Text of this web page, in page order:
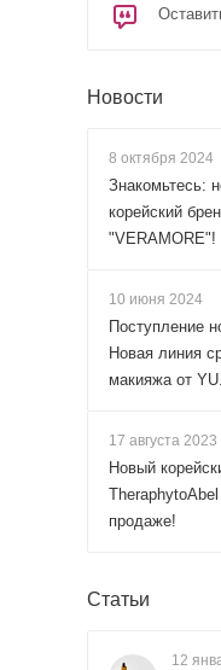
Новости
8 октября 2024
Знакомьтесь:
корейский
"VERAMORE"!
10 июня 2024
Поступление
Новая линия
макияжа от
17 августа 2023
Новый
продаже!
Статьи
12